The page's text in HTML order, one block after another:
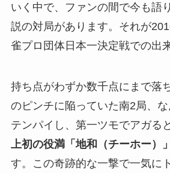
いく中で、ファンの間で今も語
説の対局があります。それが
雀プロ団体日本一決定戦での出
持ち点がわずか数千点にまで落
のピンチに陥っていた南2局、
テンパイし、第一ツモでアガる
上初の役満「地和（チーホー）」
す。この奇跡的な一撃で一気に